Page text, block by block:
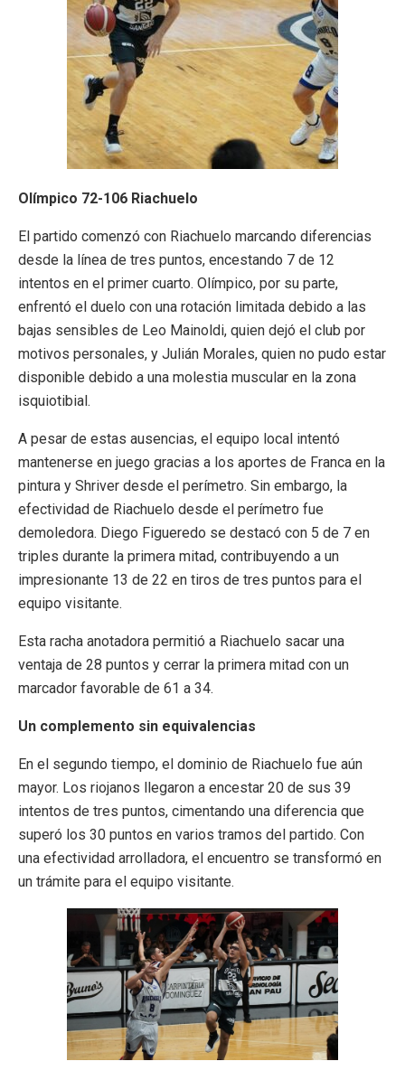
Olímpico 72-106 Riachuelo
El partido comenzó con Riachuelo marcando diferencias
desde la línea de tres puntos, encestando 7 de 12
intentos en el primer cuarto. Olímpico, por su parte,
enfrentó el duelo con una rotación limitada debido a las
bajas sensibles de Leo Mainoldi, quien dejó el club por
motivos personales, y Julián Morales, quien no pudo estar
disponible debido a una molestia muscular en la zona
isquiotibial.
A pesar de estas ausencias, el equipo local intentó
mantenerse en juego gracias a los aportes de Franca en la
pintura y Shriver desde el perímetro. Sin embargo, la
efectividad de Riachuelo desde el perímetro fue
demoledora. Diego Figueredo se destacó con 5 de 7 en
triples durante la primera mitad, contribuyendo a un
impresionante 13 de 22 en tiros de tres puntos para el
equipo visitante.
Esta racha anotadora permitió a Riachuelo sacar una
ventaja de 28 puntos y cerrar la primera mitad con un
marcador favorable de 61 a 34.
Un complemento sin equivalencias
En el segundo tiempo, el dominio de Riachuelo fue aún
mayor. Los riojanos llegaron a encestar 20 de sus 39
intentos de tres puntos, cimentando una diferencia que
superó los 30 puntos en varios tramos del partido. Con
una efectividad arrolladora, el encuentro se transformó en
un trámite para el equipo visitante.